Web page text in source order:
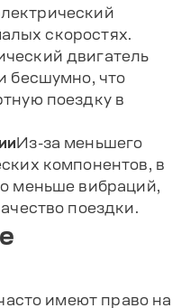
скоростях.
двигатель
бесшумно, что
поездку в
Из-за меньшего
компонентов, в
меньше вибраций,
поездки.
имеют право на